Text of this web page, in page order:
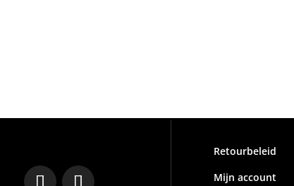
Retourbeleid
Mijn account